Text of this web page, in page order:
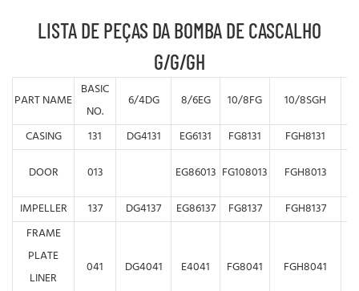
LISTA DE PEÇAS DA BOMBA DE CASCALHO
G/G/GH
PART NAME
BASIC
NO.
6/4DG 8/6EG 10/8FG 10/8SGH
CASING
131 DG4131 EG6131 FG8131 FGH8131
DOOR
013 EG86013 FG108013 FGH8013
IMPELLER
137 DG4137 EG86137 FG8137 FGH8137
FRAME
PLATE
LINER
041 DG4041 E4041 FG8041 FGH8041